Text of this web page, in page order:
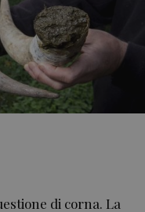
di corna. La